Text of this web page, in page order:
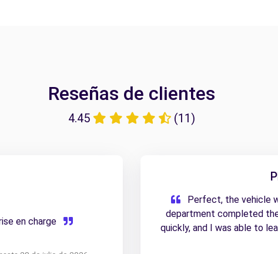
Reseñas de clientes
4.45 (11)
en charge
Perfect, the vehicle
department completed
quickly, and I was able to
smoothly; the